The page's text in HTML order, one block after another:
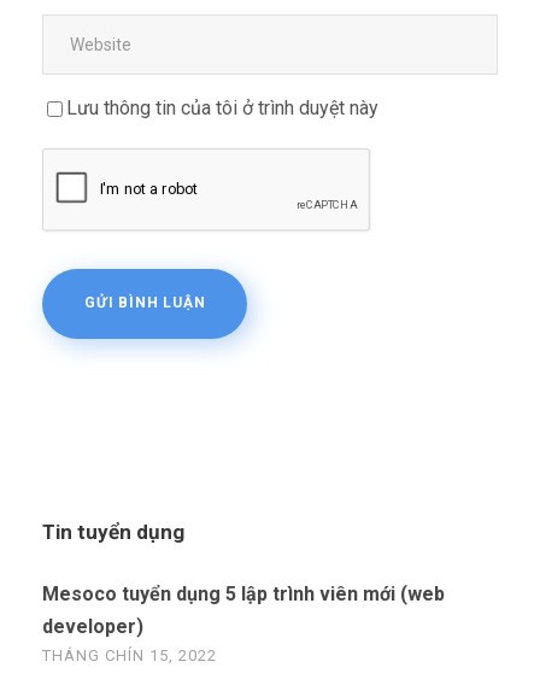
Lưu thông tin của tôi ở trình duyệt này
Tin tuyển dụng
Mesoco tuyển dụng 5 lập trình viên mới (web
developer)
THÁNG CHÍN 15, 2022